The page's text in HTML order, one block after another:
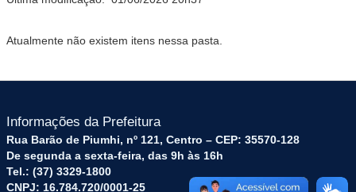
Atualmente não existem itens nessa pasta.
Informações da Prefeitura
Rua Barão de Piumhi, nº 121, Centro – CEP: 35570-128
De segunda a sexta-feira, das 9h às 16h
Tel.: (37) 3329-1800
CNPJ: 16.784.720/0001-25